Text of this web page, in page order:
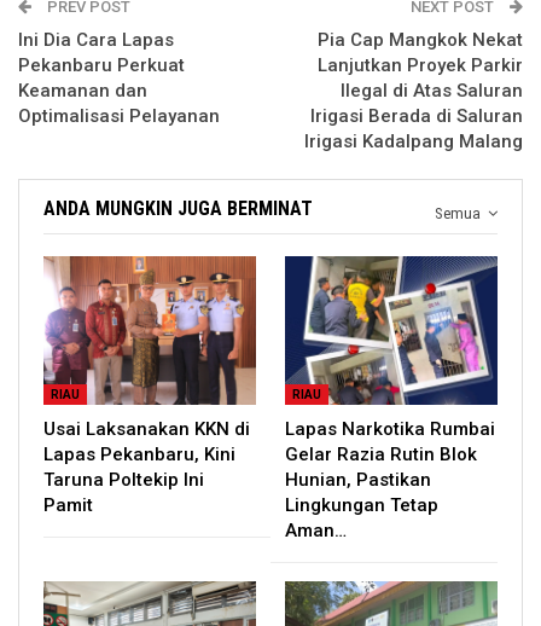
PREV POST
Ini Dia Cara Lapas
Pekanbaru Perkuat
Keamanan dan
Optimalisasi Pelayanan
NEXT POST
Pia Cap Mangkok Nekat
Lanjutkan Proyek Parkir
Ilegal di Atas Saluran
Irigasi Berada di Saluran
Irigasi Kadalpang Malang
Semua
ANDA MUNGKIN JUGA BERMINAT
RIAU
Usai Laksanakan KKN di
Lapas Pekanbaru, Kini
Taruna Poltekip Ini
Pamit
RIAU
Lapas Narkotika Rumbai
Gelar Razia Rutin Blok
Hunian, Pastikan
Lingkungan Tetap
Aman…